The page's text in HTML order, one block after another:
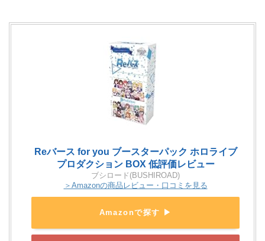
Reバース for you ブースターパック ホロライブ
プロダクション BOX 低評価レビュー
ブシロード(BUSHIROAD)
＞Amazonの商品レビュー・口コミを見る
Amazonで探す ▶